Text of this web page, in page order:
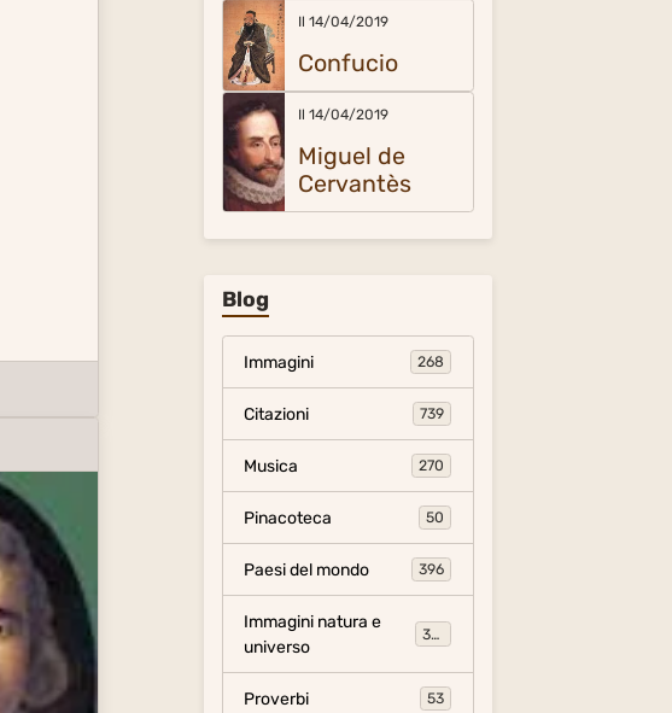
Il 14/04/2019
Confucio
Il 14/04/2019
Miguel de
Cervantès
Blog
Immagini 268
Citazioni 739
Musica 270
Pinacoteca 50
Paesi del mondo 396
Immagini natura e
universo
306
Proverbi 53